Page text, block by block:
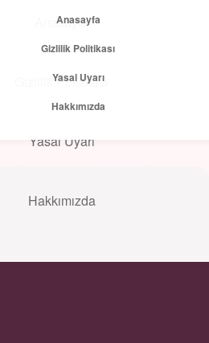
Anasayfa
Gizlilik Politikası
Yasal Uyarı
Hakkımızda
Kısa ve Öz
Anasayfa
Gizlilik Politikası
Yasal Uyarı
Hakkımızda